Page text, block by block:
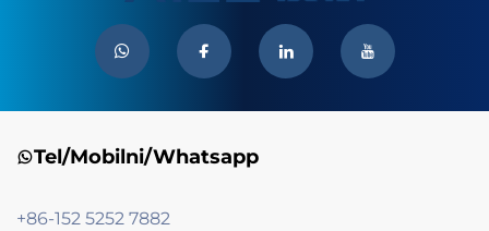
Tel/Mobilni/Whatsapp
+86-152 5252 7882